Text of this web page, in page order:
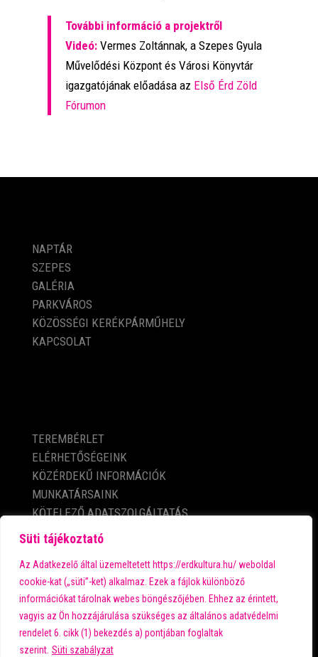
Süti tájékoztató
Az Adatkezelő által üzemeltetett https://erdkultura.hu/ weboldal
cookie-kat („süti”-ket) alkalmaz. Ezek a fájlok különböző
információkat tárolnak webes böngészőjében. Ehhez az érintett,
vagyis az Ön hozzájárulása szükséges az általános adatvédelmi
rendelet 6. cikk (1) bekezdés a) pontjában foglaltak
szerint. Süti szabályzat
További információ a projektről
Videó: Vermes Zoltánnak, a Szepes Gyula
Művelődési Központ és Városi Könyvtár
igazgatójának előadása az Első Érd Zöld
Fórumon
NAPTÁR
SZEPES
GALÉRIA
PARKVÁROS
KÖZÖSSÉGI KERÉKPÁRMŰHELY
KAPCSOLAT
TEREMBÉRLET
ELÉRHETŐSÉGEINK
KÖZÉRDEKŰ INFORMÁCIÓK
MUNKATÁRSAINK
KÖTELEZŐ ADATSZOLGÁLTATÁS
ADATVÉDELMI TÁJÉKOZTATÓ
IMPRESSZUM
A városi kultúra fő támogatója: